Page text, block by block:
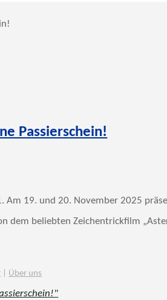
Passierschein!
Am 19. und 20. November 2025
beliebten Zeichentrickfilm
Über uns